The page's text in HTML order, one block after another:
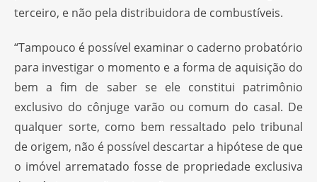
terceiro, e não pela distribuidora de combustíveis.
“Tampouco é possível examinar o caderno probatório
para investigar o momento e a forma de aquisição do
bem a fim de saber se ele constitui patrimônio
exclusivo do cônjuge varão ou comum do casal. De
qualquer sorte, como bem ressaltado pelo tribunal
de origem, não é possível descartar a hipótese de que
o imóvel arrematado fosse de propriedade exclusiva